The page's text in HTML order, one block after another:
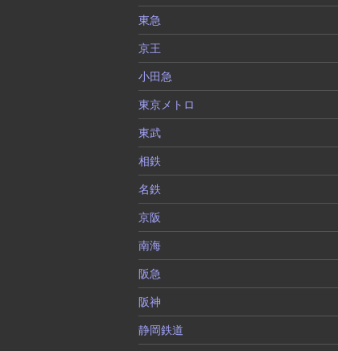
東急
京王
小田急
東京メトロ
東武
相鉄
名鉄
京阪
南海
阪急
阪神
静岡鉄道